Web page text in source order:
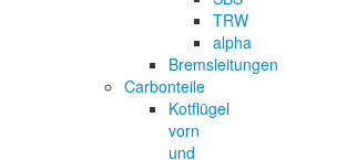
TRW
alpha
Bremsleitungen
Carbonteile
Kotflügel
vorn
und